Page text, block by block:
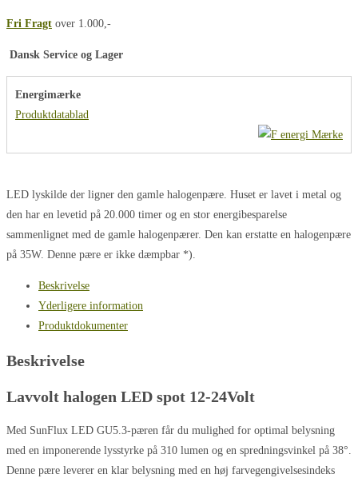
Fri Fragt over 1.000,-
Dansk Service og Lager
Energimærke
Produktdatablad
LED lyskilde der ligner den gamle halogenpære. Huset er lavet i metal og
den har en levetid på 20.000 timer og en stor energibesparelse
sammenlignet med de gamle halogenpærer. Den kan erstatte en halogenpære
på 35W. Denne pære er ikke dæmpbar *).
Beskrivelse
Yderligere information
Produktdokumenter
Beskrivelse
Lavvolt halogen LED spot 12-24Volt
Med SunFlux LED GU5.3-pæren får du mulighed for optimal belysning
med en imponerende lysstyrke på 310 lumen og en spredningsvinkel på 38°.
Denne pære leverer en klar belysning med en høj farvegengivelsesindeks